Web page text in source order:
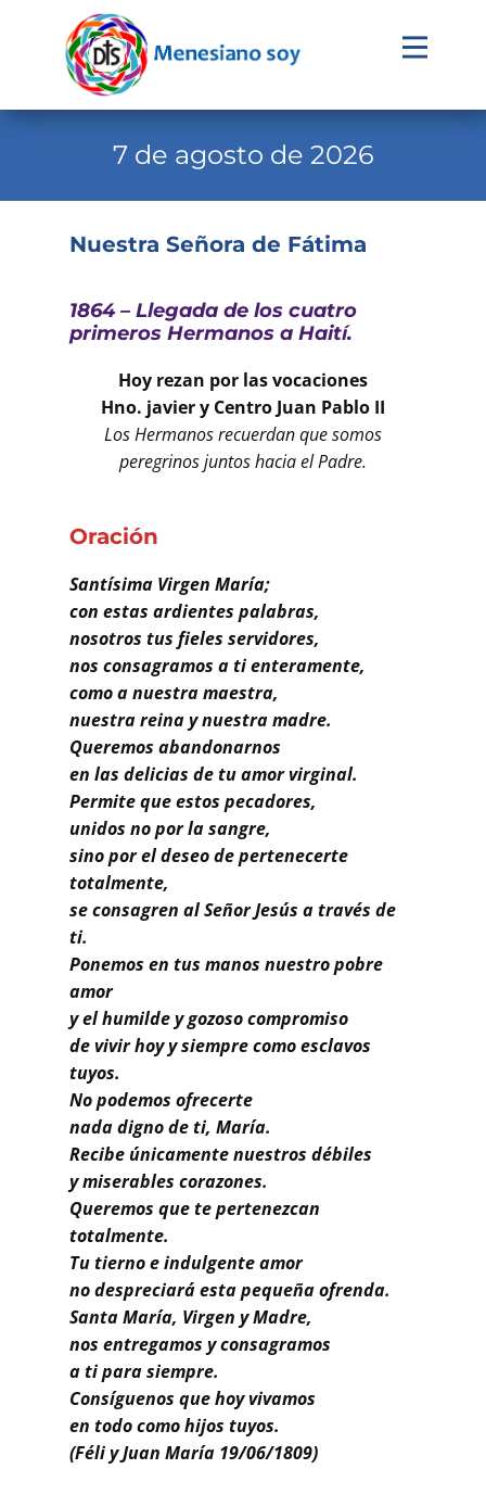
Evangelio
Familia Menesiana
Recursos
Contacto
7 de agosto de 2026
Nuestra Señora de Fátima
1864 – Llegada de los cuatro
primeros Hermanos a Haití.
Hoy rezan por las vocaciones
Hno. javier y Centro Juan Pablo II
Los Hermanos recuerdan que somos
peregrinos juntos hacia el Padre.
Oración
Santísima Virgen María;
con estas ardientes palabras,
nosotros tus fieles servidores,
nos consagramos a ti enteramente,
como a nuestra maestra,
nuestra reina y nuestra madre.
Queremos abandonarnos
en las delicias de tu amor virginal.
Permite que estos pecadores,
unidos no por la sangre,
sino por el deseo de pertenecerte
totalmente,
se consagren al Señor Jesús a través de
ti.
Ponemos en tus manos nuestro pobre
amor
y el humilde y gozoso compromiso
de vivir hoy y siempre como esclavos
tuyos.
No podemos ofrecerte
nada digno de ti, María.
Recibe únicamente nuestros débiles
y miserables corazones.
Queremos que te pertenezcan
totalmente.
Tu tierno e indulgente amor
no despreciará esta pequeña ofrenda.
Santa María, Virgen y Madre,
nos entregamos y consagramos
a ti para siempre.
Consíguenos que hoy vivamos
en todo como hijos tuyos.
(Féli y Juan María 19/06/1809)